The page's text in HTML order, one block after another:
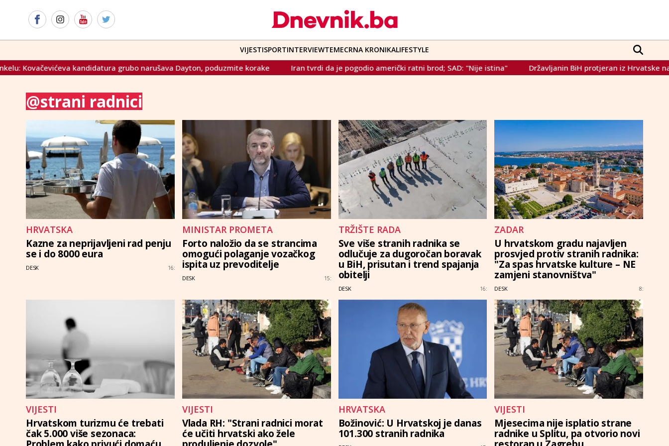
VIJESTISPORTINTERVIEWTEMECRNA KRONIKALIFESTYLE
kandidatura grubo narušava Dayton, poduzmite korake Iran tvrdi da je pogodio američki ratni brod; SAD: "Nije istina" Državljanin BiH protjeran iz Hrvatske nakon što
@strani radnici
HRVATSKA
Kazne za neprijavljeni rad penju
se i do 8000 eura
DESK 16:
MINISTAR PROMETA
Forto naložio da se strancima
omogući polaganje vozačkog
ispita uz prevoditelje
DESK 15:
TRŽIŠTE RADA
Sve više stranih radnika se
odlučuje za dugoročan boravak
u BiH, prisutan i trend spajanja
obitelji
DESK 16:
ZADAR
U hrvatskom gradu najavljen
prosvjed protiv stranih radnika:
"Za spas hrvatske kulture – NE
zamjeni stanovništva"
DESK 8:
VIJESTI
Hrvatskom turizmu će trebati
čak 5.000 više sezonaca:
VIJESTI
Vlada RH: "Strani radnici morat
će učiti hrvatski ako žele
HRVATSKA
Božinović: U Hrvatskoj je danas
101.300 stranih radnika
VIJESTI
Mjesecima nije isplatio strane
radnike u Splitu, pa otvorio novi